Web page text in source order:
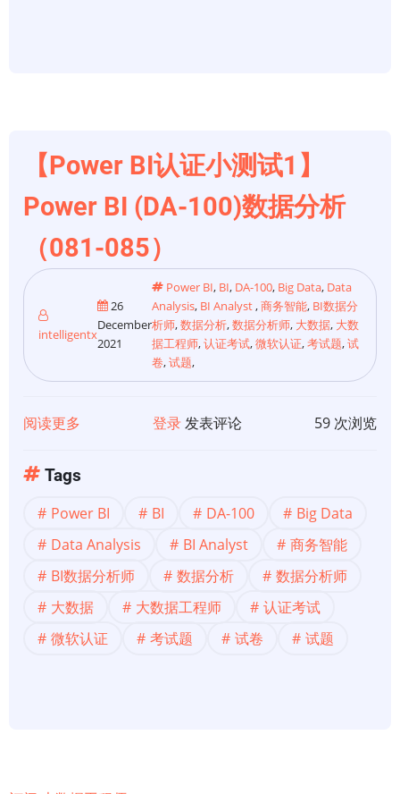
析
（086-
【Power BI认证小测试1】
Power BI (DA-100)数据分析
（081-085）
intelligentx
26
December
2021
Power BI, BI, DA-100, Big Data, Data
Analysis, BI Analyst,商务智能, BI数据分
析师,数据分析,数据分析师, 大数据, 大数
据工程师,认证考试,微软认证,考试题,试
卷,试题,
阅读更多
认
证
小
试
1】
登录发表评论 59 次浏览
Tags
Power BI BI DA-100
Big Data
Data Analysis
BI Analyst
商务智能
BI数据分析师
数据分析
数据分析师
大数据
大数据工程师
认证考试
微软认证
考试题 试卷 试题